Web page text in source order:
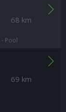
68 km
- Pool
69 km